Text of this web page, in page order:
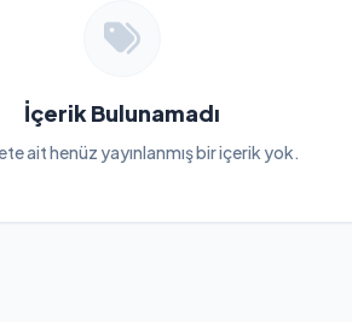
İçerik Bulunamadı
ait henüz yayınlanmış bir içerik yok.